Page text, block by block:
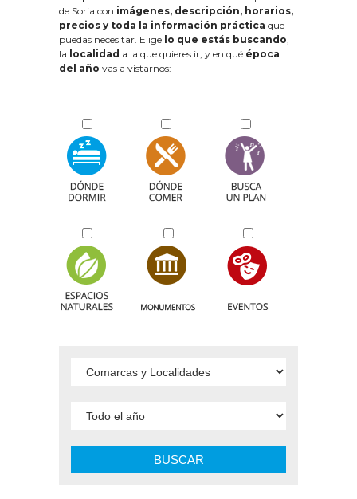
de Soria con imágenes, descripción, horarios,
precios y toda la información práctica que
puedas necesitar. Elige lo que estás buscando,
la localidad a la que quieres ir, y en qué época
del año vas a vistarnos:
BUSCAR